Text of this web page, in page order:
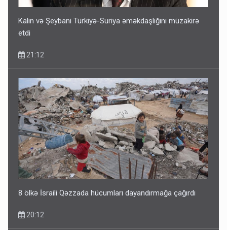
Kalın və Şeybani Türkiyə-Suriya əməkdaşlığını müzakirə
etdi
21:12
8 ölkə İsraili Qəzzada hücumları dayandırmağa çağırdı
20:12